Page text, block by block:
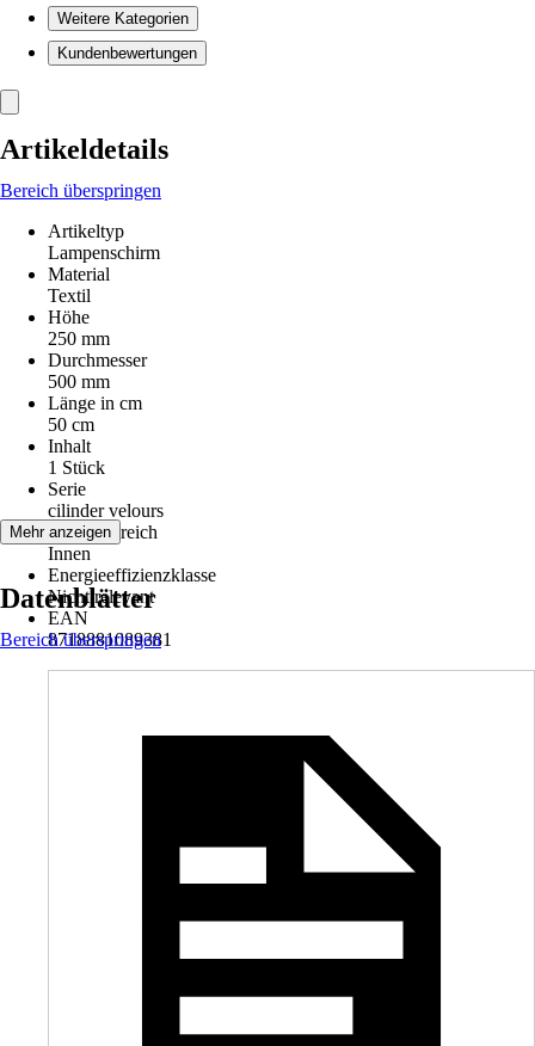
Weitere Kategorien
Kundenbewertungen
Artikeldetails
Bereich überspringen
Artikeltyp
Lampenschirm
Material
Textil
Höhe
250 mm
Durchmesser
500 mm
Länge in cm
50 cm
Inhalt
1 Stück
Serie
cilinder velours
Einsatzbereich
Innen
Energieeffizienzklasse
Nicht relevant
EAN
8718881089381
Mehr anzeigen
Datenblätter
Bereich überspringen